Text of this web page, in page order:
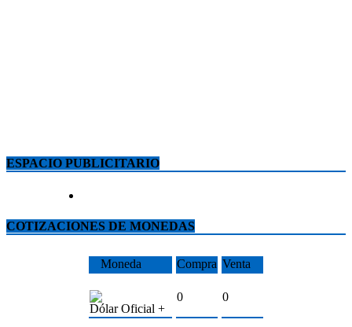
ESPACIO PUBLICITARIO
COTIZACIONES DE MONEDAS
Moneda Compra Venta
Dólar Oficial +
0 0